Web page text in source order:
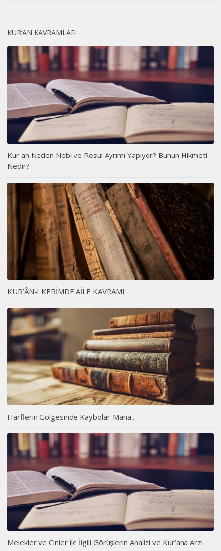
KUR’AN KAVRAMLARI
Kur an Neden Nebi ve Resul Ayrımı Yapıyor? Bunun Hikmeti
Nedir?
KUR’ÂN-I KERİMDE AİLE KAVRAMI
Harflerin Gölgesinde Kaybolan Mana..
Melekler ve Cinler ile İlgili Görüşlerin Analizi ve Kur’ana Arzı